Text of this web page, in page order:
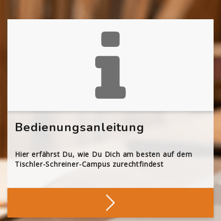
Bedienungsanleitung
Hier erfährst Du, wie Du Dich am besten auf dem
Tischler-Schreiner-Campus zurechtfindest